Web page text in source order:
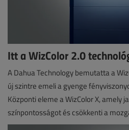
Itt a WizColor 2.0
A Dahua Technology bemutatta a
új szintre emeli a gyenge
Központi eleme a WizColor X, amely
színpontosságot és csökkenti a